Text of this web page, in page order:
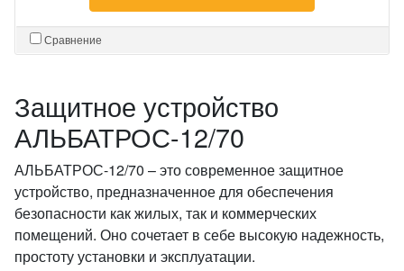
Сравнение
Защитное устройство
АЛЬБАТРОС-12/70
АЛЬБАТРОС-12/70 – это современное защитное
устройство, предназначенное для обеспечения
безопасности как жилых, так и коммерческих
помещений. Оно сочетает в себе высокую надежность,
простоту установки и эксплуатации.